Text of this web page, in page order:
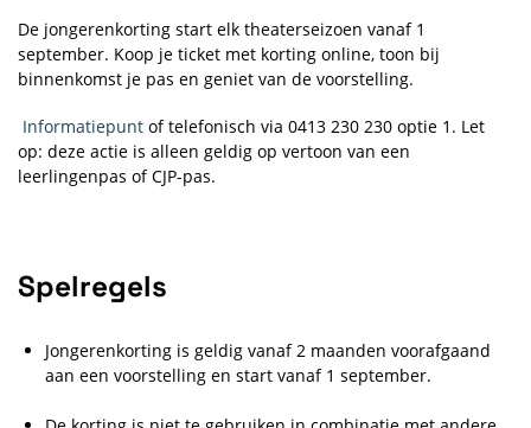
De jongerenkorting start elk theaterseizoen vanaf 1
september. Koop je ticket met korting online, toon bij
binnenkomst je pas en geniet van de voorstelling.
Informatiepunt of telefonisch via 0413 230 230 optie 1. Let
op: deze actie is alleen geldig op vertoon van een
leerlingenpas of CJP-pas.
Spelregels
Jongerenkorting is geldig vanaf 2 maanden voorafgaand
aan een voorstelling en start vanaf 1 september.